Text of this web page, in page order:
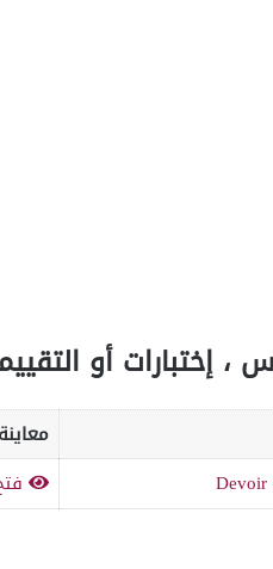
، إختبارات أو
Devoir